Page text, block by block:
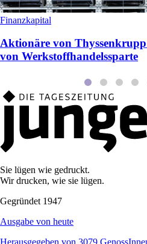
Finanzkapital
Aktionäre von
von Werkstoffhandelssparte
Sie lügen wie gedruckt.
Wir drucken, wie sie lügen.
Gegründet 1947
Ausgabe von heute